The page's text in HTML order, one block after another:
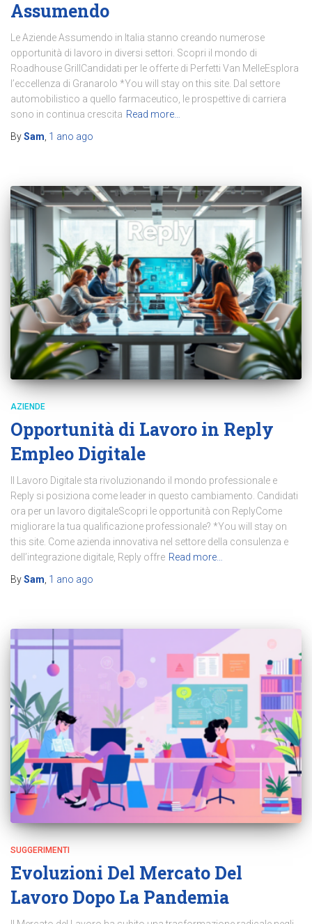
Assumendo
Le Aziende Assumendo in Italia stanno creando numerose
opportunità di lavoro in diversi settori. Scopri il mondo di
Roadhouse GrillCandidati per le offerte di Perfetti Van MelleEsplora
l’eccellenza di Granarolo *You will stay on this site. Dal settore
automobilistico a quello farmaceutico, le prospettive di carriera
sono in continua crescita Read more…
BySam 1 ano ago
AZIENDE
Opportunità di Lavoro in Reply
Empleo Digitale
Il Lavoro Digitale sta rivoluzionando il mondo professionale e
Reply si posiziona come leader in questo cambiamento. Candidati
ora per un lavoro digitaleScopri le opportunità con ReplyCome
migliorare la tua qualificazione professionale? *You will stay on
this site. Come azienda innovativa nel settore della consulenza e
dell’integrazione digitale, Reply offre Read more…
BySam, 1 ano ago
SUGGERIMENTI
Evoluzioni Del Mercato Del
Lavoro Dopo La Pandemia